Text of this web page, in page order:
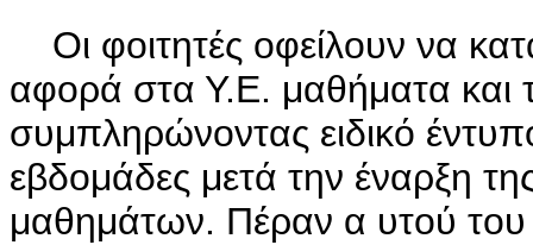
Οι φοιτητές οφείλουν να
αφορά στα Υ.Ε. μαθήματα και
συμπληρώνοντας ειδικό
εβδομάδες μετά την έναρξη
μαθημάτων. Πέραν α υτού του